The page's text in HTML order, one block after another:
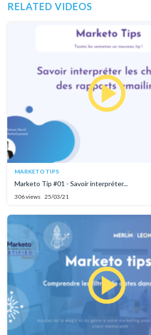
RELATED VIDEOS
MARKETO TIPS
Marketo Tip #01 - Savoir interpréter...
306 views 25/03/21